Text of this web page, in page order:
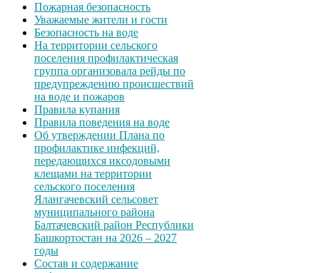
Пожарная безопасность
Уважаемые жители и гости
Безопасность на воде
На территории сельского
поселения профилактическая
группа организовала рейды по
предупреждению происшествий
на воде и пожаров
Правила купания
Правила поведения на воде
Об утверждении Плана по
профилактике инфекций,
передающихся иксодовыми
клещами на территории
сельского поселения
Ялангачевский сельсовет
муниципального района
Балтачевский район Республики
Башкортостан на 2026 – 2027
годы
Состав и содержание